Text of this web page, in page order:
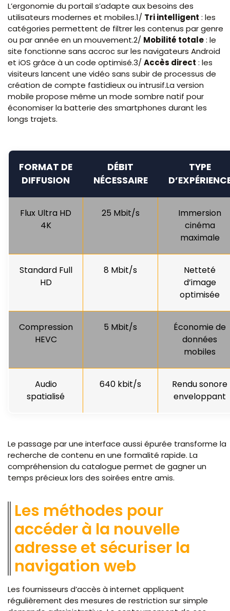
L’ergonomie du portail s’adapte aux besoins des
utilisateurs modernes et mobiles.1/ Tri intelligent : les
catégories permettent de filtrer les contenus par genre
ou par année en un mouvement.2/ Mobilité totale: le
site fonctionne sans accroc sur les navigateurs Android
et iOS grâce à un code optimisé.3/ Accès direct : les
visiteurs lancent une vidéo sans subir de processus de
création de compte fastidieux ou intrusif.La version
mobile propose même un mode sombre natif pour
économiser la batterie des smartphones durant les
longs trajets.
FORMAT DE
DIFFUSION
DÉBIT
NÉCESSAIRE
TYPE
Flux Ultra HD
4K
25 Mbit/s
Immersion
cinéma
maximale
Standard Full
HD
8 Mbit/s
Netteté
d’image
optimisée
Compression
HEVC
5 Mbit/s
Économie de
données
mobiles
Audio
spatialisé
640 kbit/s
Rendu sonore
enveloppant
Le passage par une interface aussi épurée transforme la
recherche de contenu en une formalité rapide. La
compréhension du catalogue permet de gagner un
temps précieux lors des soirées entre amis.
Les méthodes pour
accéder à la nouvelle
adresse et sécuriser la
navigation web
Les fournisseurs d’accès à internet appliquent
régulièrement des mesures de restriction sur simple